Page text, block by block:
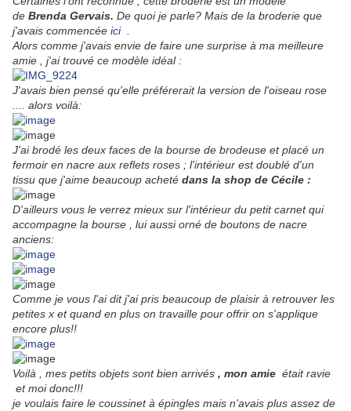
de Brenda Gervais. De quoi je parle? Mais de la broderie que
j'avais commencée ici
Alors comme j'avais envie de faire une surprise à ma meilleure
amie , j'ai trouvé ce modèle idéal :
J'avais bien pensé qu'elle préférerait la version de l'oiseau rose
.... alors voilà:
J'aibrodé les deux faces de la bourse de brodeuse et placé un
fermoir en nacre aux reflets roses ; l'intérieur est doublé d'un
tissu que j'aime beaucoup acheté dans la shop de Cécile :
D'ailleurs vous le verrez mieux sur l'intérieur du petit carnet qui
accompagne la bourse , lui aussi orné de boutons de nacre
anciens:
Comme je vous l'ai dit j'ai pris beaucoup de plaisir à retrouver les
petites x et quand en plus on travaille pour offrir on s'applique
encore plus!!
Voilà , mes petits objets sont bien arrivés , mon amie était ravie
et moi donc!!!
je voulais faire le coussinet à épingles mais n'avais plus assez de